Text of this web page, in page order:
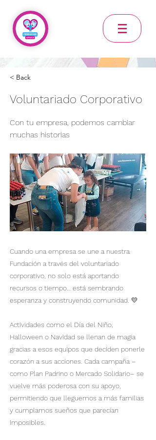
< Back
Voluntariado Corporativo
Con tu empresa, podemos cambiar
muchas historias
Cuando una empresa se une a nuestra
Fundación a través del voluntariado
corporativo, no solo está aportando
recursos o tiempo… está sembrando
esperanza y construyendo comunidad. 💛
Actividades como el Día del Niño,
Halloween o Navidad se llenan de magia
gracias a esos equipos que deciden ponerle
corazón a sus acciones. Cada campaña –
como Plan Padrino o Mercado Solidario– se
vuelve más poderosa con su apoyo,
permitiendo que lleguemos a más familias
y cumplamos sueños que parecían
imposibles.